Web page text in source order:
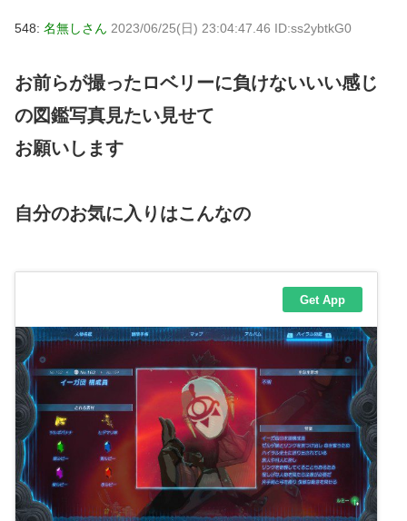
548: 名無しさん 2023/06/25(日) 23:04:47.46 ID:ss2ybtkG0
お前らが撮ったロベリーに負けないいい感じ
の図鑑写真見たい見せて
お願いします
自分のお気に入りはこんなの